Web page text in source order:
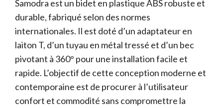
Samodra est un bidet en plastique ABS robuste et
durable, fabriqué selon des normes
internationales. Il est doté d’un adaptateur en
laiton T, d’un tuyau en métal tressé et d’un bec
pivotant à 360° pour une installation facile et
rapide. L’objectif de cette conception moderne et
contemporaine est de procurer à l’utilisateur
confort et commodité sans compromettre la